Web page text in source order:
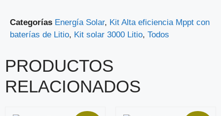
Categorías Energía Solar, Kit Alta eficiencia Mppt con
baterías de Litio, Kit solar 3000 Litio, Todos
PRODUCTOS
RELACIONADOS